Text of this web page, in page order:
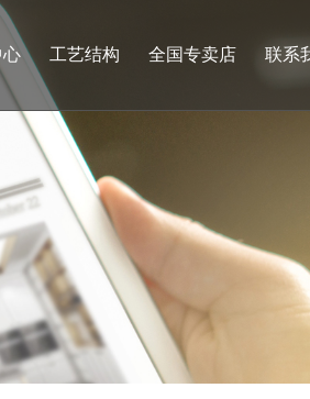
心 工艺结构 全国专卖店 联系